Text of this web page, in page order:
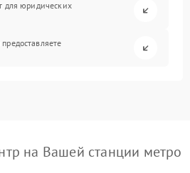
для юридических
на Вашей станции метро